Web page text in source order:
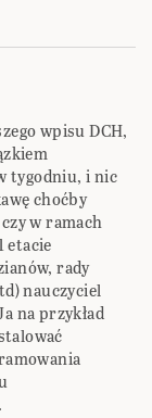
wpisu DCH,
tygodniu, i nic
choćby
w ramach
etacie
rady
nauczyciel
na przykład